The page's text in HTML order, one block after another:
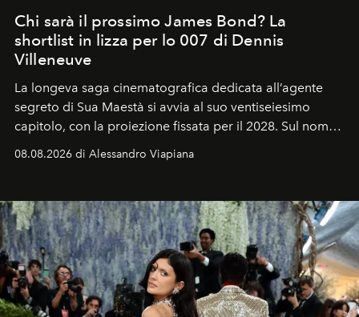
Chi sarà il prossimo James Bond? La
shortlist in lizza per lo 007 di Dennis
Villeneuve
La longeva saga cinematografica dedicata all’agente
segreto di Sua Maestà si avvia al suo ventiseiesimo
capitolo, con la proiezione fissata per il 2028. Sul nome
Craig, però, regna ancora il più assoluto riserbo.
08.08.2026 di Alessandro Viapiana